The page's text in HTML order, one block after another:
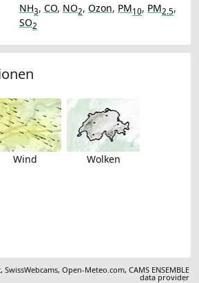
NH3, CO, NO2, Ozon, PM10, PM2.5,
SO2
Wind Wolken
,SwissWebcams,Open-Meteo.com,CAMS ENSEMBLE
data provider